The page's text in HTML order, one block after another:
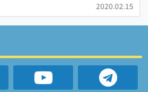
2020.02.15